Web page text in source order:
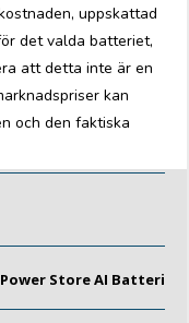
uppskattad
det valda batteriet,
att detta inte är en
kan
och den faktiska
Store AI Batteri